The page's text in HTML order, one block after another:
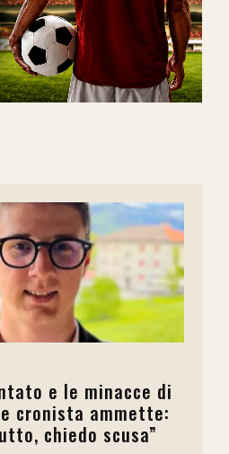
e le minacce di
cronista ammette:
chiedo scusa”